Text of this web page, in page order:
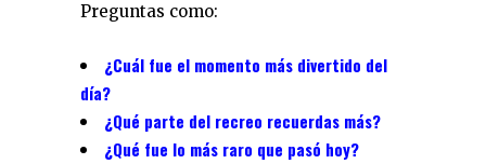
Preguntas como:
¿Cuál fue el momento más divertido del
día?
¿Qué parte del recreo recuerdas más?
¿Qué fue lo más raro que pasó hoy?